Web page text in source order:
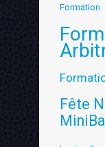
Formation
Fête